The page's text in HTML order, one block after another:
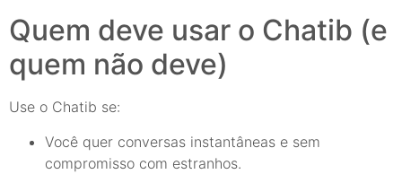
Quem deve usar o Chatib (e
quem não deve)
Use o Chatib se:
Você quer conversas instantâneas e sem
compromisso com estranhos.